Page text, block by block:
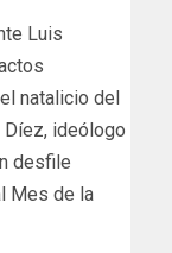
Luis
natalicio del
Díez, ideólogo
desfile
Mes de la